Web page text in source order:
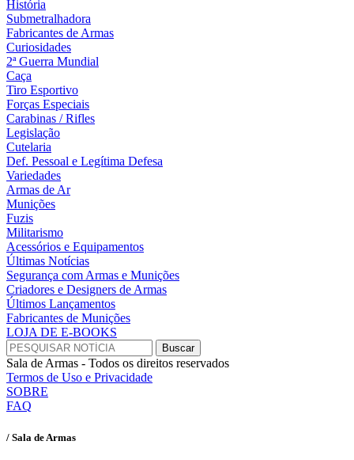
História
Submetralhadora
Fabricantes de Armas
Curiosidades
2ª Guerra Mundial
Caça
Tiro Esportivo
Forças Especiais
Carabinas / Rifles
Legislação
Cutelaria
Def. Pessoal e Legítima Defesa
Variedades
Armas de Ar
Munições
Fuzis
Militarismo
Acessórios e Equipamentos
Últimas Notícias
Segurança com Armas e Munições
Criadores e Designers de Armas
Últimos Lançamentos
Fabricantes de Munições
LOJA DE E-BOOKS
Sala de Armas - Todos os direitos reservados
Termos de Uso e Privacidade
SOBRE
FAQ
/ Sala de Armas